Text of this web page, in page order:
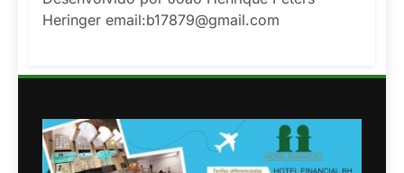
Heringer email:b17879@gmail.com